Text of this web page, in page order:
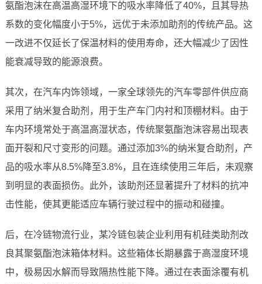
氨酯泡沫在高温高湿环境下的吸水率降低了40%，且其导热
系数的变化幅度小于5%，远优于未添加助剂的传统产品。这
一改进不仅延长了保温材料的使用寿命，还大幅减少了因性
能衰减导致的能源浪费。
其次，在汽车内饰领域，一家全球领先的汽车零部件供应商
采用了纳米复合助剂，用于生产车门内衬和顶棚材料。由于
车内环境常处于高温高湿状态，传统聚氨酯泡沫容易出现表
面开裂和尺寸变形的问题。通过添加3%的纳米复合助剂，产
品的吸水率从8.5%降至3.8%，且在连续使用三年后，未观察
到明显的表面损伤。此外，该助剂还显著提升了材料的抗冲
击性能，使其更能适应车辆行驶过程中的振动和碰撞。
后，在冷链物流行业，某冷链包装企业利用有机硅类助剂改
良其聚氨酯泡沫箱体材料。这些箱体长期暴露于高湿度环境
中，极易因水解而导致隔热性能下降。通过在表面涂覆有机